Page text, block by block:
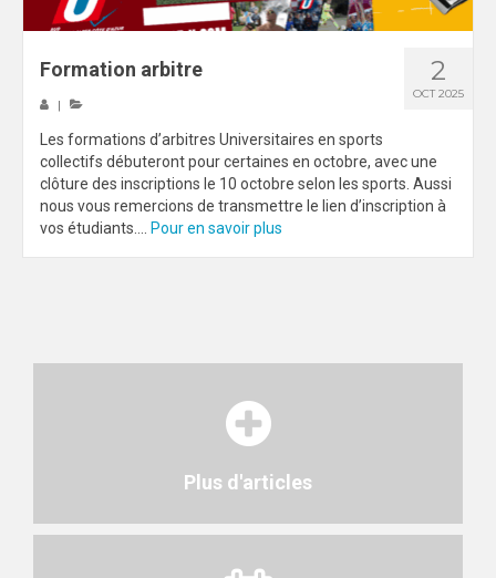
2
OCT 2025
Formation arbitre
|
Les formations d’arbitres Universitaires en sports
collectifs débuteront pour certaines en octobre, avec une
clôture des inscriptions le 10 octobre selon les sports. Aussi
nous vous remercions de transmettre le lien d’inscription à
vos étudiants....
Pour en savoir plus
Plus d'articles